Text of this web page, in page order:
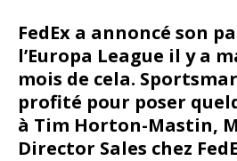
FedEx a annoncé son
l’Europa League il y a
mois de cela.
profité pour poser
à Tim Horton-Mastin,
Director Sales chez